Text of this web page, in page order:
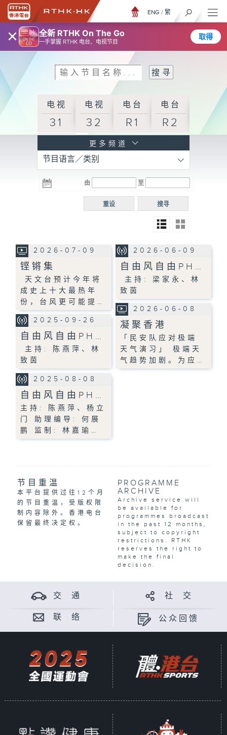
× 全新 RTHK On The Go
一手掌握 RTHK 电台、电视节目
取得
ENG / 繁
电视
31
电视
32
电台
R1
电台
R2
R3
电台 电台
R5
电台
普通
更多频道
节目语言／类别
由 至
搜寻
重设
2026-07-09
铿锵集
天文台预计今年将
成史上十大最热年
份，台风更可能提…
2026-06-09
自由风自由PH…
主持: 梁家永、林
致茵
2026-06-08
凝聚香港
「民安队应对极端
天气演习」 极端天
气趋势加剧。为应…
2025-09-26
自由风自由PH…
主持: 陈燕萍、林
致茵
2025-08-08
自由风自由PH…
主持: 陈燕萍、杨立
门 助理编导: 何展
鹏 监制: 林嘉瑜…
节目重温
本平台提供过往12个月
的节目重温，受版权限
制内容除外。香港电台
保留最终决定权。
PROGRAMME
ARCHIVE
Archive service will
be available for
programmes broadcast
in the past 12 months,
subject to copyright
restrictions. RTHK
reserves the right to
make the final
decision.
交 通 社 交
联 络 公众回馈